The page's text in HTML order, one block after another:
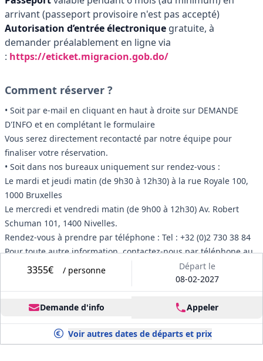
arrivant (passeport provisoire n'est pas accepté)
Autorisation d’entrée électronique gratuite, à
demander préalablement en ligne via
: https://eticket.migracion.gob.do/
Comment réserver ?
• Soit par e-mail en cliquant en haut à droite sur DEMANDE
D'INFO et en complétant le formulaire
Vous serez directement recontacté par notre équipe pour
finaliser votre réservation.
• Soit dans nos bureaux uniquement sur rendez-vous :
Le mardi et jeudi matin (de 9h30 à 12h30) à la rue Royale 100,
1000 Bruxelles
Le mercredi et vendredi matin (de 9h00 à 12h30) Av. Robert
Schuman 101, 1400 Nivelles.
Rendez-vous à prendre par téléphone : Tel : +32 (0)2 730 38 84
Pour toute autre information, contactez-nous par téléphone au
0032 (0)2.730 38 84 du lundi au vendredi de 9H à 12H30 et de
13H30 à 17H ou envoyez-nous un e-mail à
info@vacancesweb.be
Dates de départ et prix
3355€ / personne
Départ le
08-02-2027
Demande d'info Appeler
Voir autres dates de départs et prix